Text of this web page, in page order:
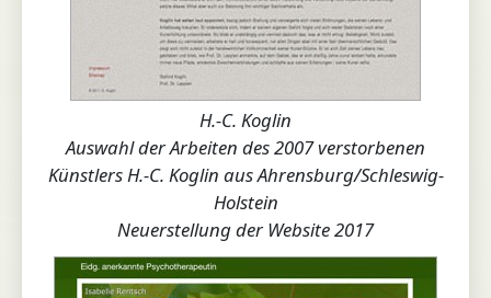
H.-C. Koglin
Auswahl der Arbeiten des 2007 verstorbenen
Künstlers H.-C. Koglin aus Ahrensburg/Schleswig-
Holstein
Neuerstellung der Website 2017